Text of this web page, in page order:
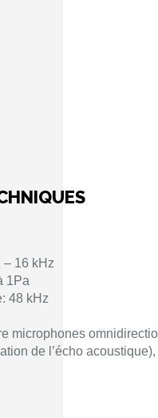
– 16 kHz
1Pa
48 kHz
microphones
de l’écho